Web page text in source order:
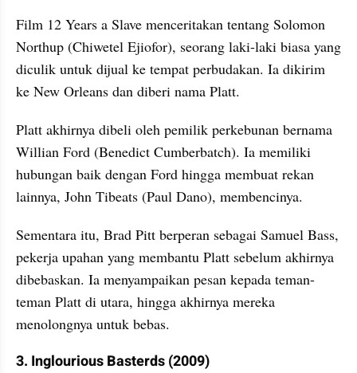
Film 12 Years a Slave menceritakan tentang Solomon
Northup (Chiwetel Ejiofor), seorang laki-laki biasa yang
diculik untuk dijual ke tempat perbudakan. Ia dikirim
ke New Orleans dan diberi nama Platt.
Platt akhirnya dibeli oleh pemilik perkebunan bernama
Willian Ford (Benedict Cumberbatch). Ia memiliki
hubungan baik dengan Ford hingga membuat rekan
lainnya, John Tibeats (Paul Dano), membencinya.
Sementara itu, Brad Pitt berperan sebagai Samuel Bass,
pekerja upahan yang membantu Platt sebelum akhirnya
dibebaskan. Ia menyampaikan pesan kepada teman-
teman Platt di utara, hingga akhirnya mereka
menolongnya untuk bebas.
3. Inglourious Basterds (2009)